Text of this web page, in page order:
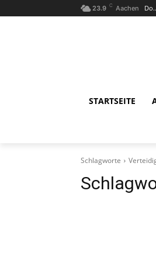
23.9 C Aachen
STARTSEITE
Schlagworte